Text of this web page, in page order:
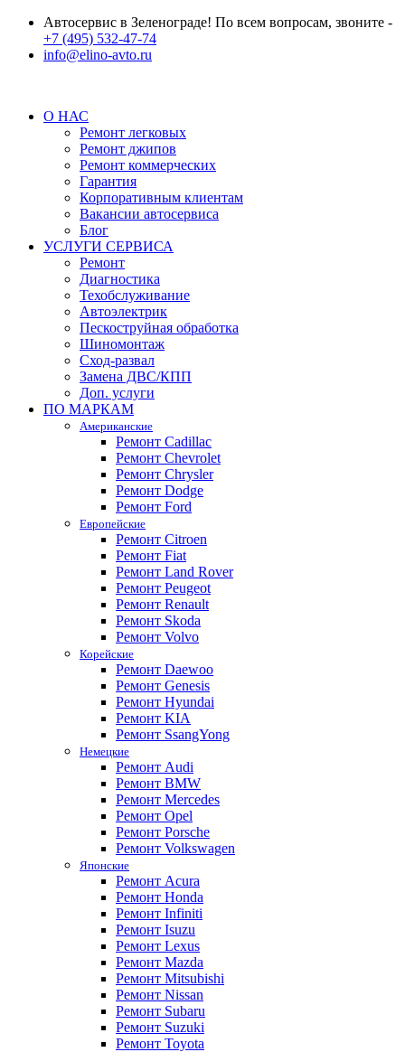
Автосервис в Зеленограде! По всем вопросам, звоните -
+7 (495) 532-47-74
info@elino-avto.ru
О НАС
Ремонт легковых
Ремонт джипов
Ремонт коммерческих
Гарантия
Корпоративным клиентам
Вакансии автосервиса
Блог
УСЛУГИ СЕРВИСА
Ремонт
Диагностика
Техобслуживание
Автоэлектрик
Пескоструйная обработка
Шиномонтаж
Сход-развал
Замена ДВС/КПП
Доп. услуги
ПО МАРКАМ
Американские
Ремонт Cadillac
Ремонт Chevrolet
Ремонт Chrysler
Ремонт Dodge
Ремонт Ford
Европейские
Ремонт Citroen
Ремонт Fiat
Ремонт Land Rover
Ремонт Peugeot
Ремонт Renault
Ремонт Skoda
Ремонт Volvo
Корейские
Ремонт Daewoo
Ремонт Genesis
Ремонт Hyundai
Ремонт KIA
Ремонт SsangYong
Немецкие
Ремонт Audi
Ремонт BMW
Ремонт Mercedes
Ремонт Opel
Ремонт Porsche
Ремонт Volkswagen
Японские
Ремонт Acura
Ремонт Honda
Ремонт Infiniti
Ремонт Isuzu
Ремонт Lexus
Ремонт Mazda
Ремонт Mitsubishi
Ремонт Nissan
Ремонт Subaru
Ремонт Suzuki
Ремонт Toyota